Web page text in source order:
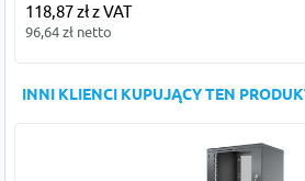
118,87 zł z VAT
96,64 zł netto
INNI KLIENCI KUPUJĄCY TEN